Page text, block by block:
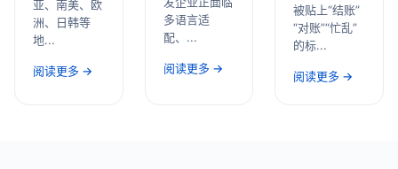
亚、南美、欧
洲、日韩等
地...
阅读更多 →
多语言适
配、...
阅读更多 →
被贴上“结账”
“对账”“忙乱”
的标...
阅读更多 →